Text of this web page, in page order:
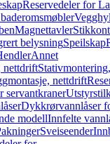
Reservedeler for
Magnettavler
belysningSpeilskap
Annet
nettdrift
nettdrift
servantkraner
Dykkrørvannlåser
modellInnfelte
Sveiseender